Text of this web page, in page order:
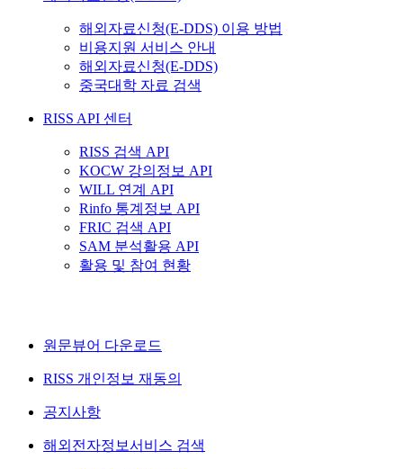
해외자료신청(E-DDS) 이용 방법
비용지원 서비스 안내
해외자료신청(E-DDS)
중국대학 자료 검색
RISS API 센터
RISS 검색 API
KOCW 강의정보 API
WILL 연계 API
Rinfo 통계정보 API
FRIC 검색 API
SAM 분석활용 API
활용 및 참여 현황
원문뷰어 다운로드
RISS 개인정보 재동의
공지사항
해외전자정보서비스 검색